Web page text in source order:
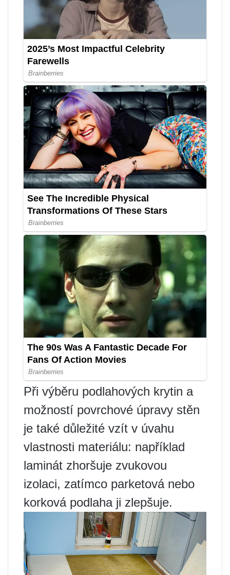
Při výběru podlahových krytin a
možností povrchové úpravy stěn
je také důležité vzít v úvahu
vlastnosti materiálu: například
laminát zhoršuje zvukovou
izolaci, zatímco parketová nebo
korková podlaha ji zlepšuje.